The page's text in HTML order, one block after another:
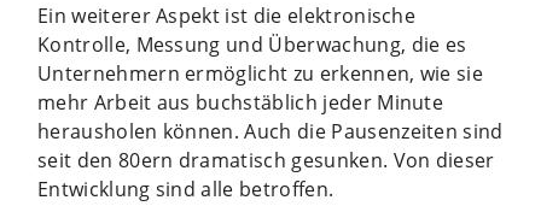
Ein weiterer Aspekt ist die elektronische
Kontrolle, Messung und Überwachung, die es
Unternehmern ermöglicht zu erkennen, wie sie
mehr Arbeit aus buchstäblich jeder Minute
herausholen können. Auch die Pausenzeiten sind
seit den 80ern dramatisch gesunken. Von dieser
Entwicklung sind alle betroffen.